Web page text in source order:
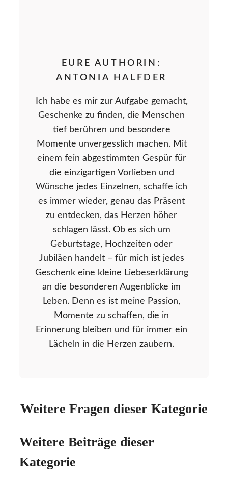
EURE AUTHORIN:
ANTONIA HALFDER
Ich habe es mir zur Aufgabe gemacht,
Geschenke zu finden, die Menschen
tief berühren und besondere
Momente unvergesslich machen. Mit
einem fein abgestimmten Gespür für
die einzigartigen Vorlieben und
Wünsche jedes Einzelnen, schaffe ich
es immer wieder, genau das Präsent
zu entdecken, das Herzen höher
schlagen lässt. Ob es sich um
Geburtstage, Hochzeiten oder
Jubiläen handelt – für mich ist jedes
Geschenk eine kleine Liebeserklärung
an die besonderen Augenblicke im
Leben. Denn es ist meine Passion,
Momente zu schaffen, die in
Erinnerung bleiben und für immer ein
Lächeln in die Herzen zaubern.
Weitere Fragen dieser Kategorie
Weitere Beiträge dieser
Kategorie